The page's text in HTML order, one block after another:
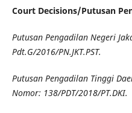
Court Decisions/Putusan
Putusan Pengadilan Negeri
Pdt.G/2016/PN.JKT.PST.
Putusan Pengadilan Tinggi
Nomor: 138/PDT/2018/PT.DKI.